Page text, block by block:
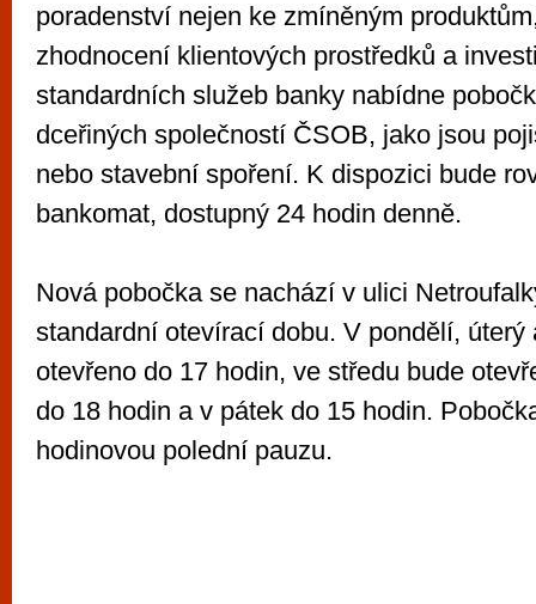
poradenství nejen ke zmíněným
zhodnocení klientových prostředků a
standardních služeb banky nabídne
dceřiných společností ČSOB, jako jsou
nebo stavební spoření. K dispozici bude
bankomat, dostupný 24 hodin denně.
Nová pobočka se nachází v ulici
standardní otevírací dobu. V pondělí, úterý
otevřeno do 17 hodin, ve středu bude
do 18 hodin a v pátek do 15 hodin.
hodinovou polední pauzu.